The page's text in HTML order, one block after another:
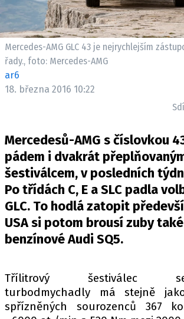
TUNING
PROFI
ELEKTRO
TESTY ELEKTROMOBILŮ
TRH S ELEKTROMOBILY
RALLY
OSTATNÍ
TISKOVKY
ROZHOVORY
DAKAR
Z DOMOVA
MOTORSPORT
PIT LANE
Mercedes-AMG GLC 43 je nejrychlejším
řady., foto: Mercedes-AMG
ar6
18. března 2016 10:22
Mercedesů-AMG s číslovkou
pádem i dvakrát
šestiválcem, v posledních
Po třídách C, E a SLC padla
GLC. To hodlá zatopit
USA si potom brousí zuby
benzínové Audi SQ5.
Třílitrový šestiválec
turbodmychadly má stejně
spřízněných sourozenců 367